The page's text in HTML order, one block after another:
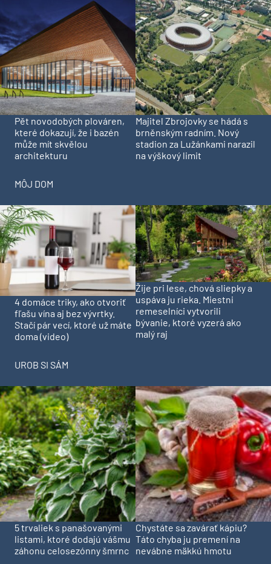
Pět novodobých plováren,
které dokazují, že i bazén
může mít skvělou
architekturu
Majitel Zbrojovky se hádá s
brněnským radním. Nový
stadion za Lužánkami narazil
na výškový limit
MÔJ DOM
4 domáce triky, ako otvoriť
fľašu vína aj bez vývrtky.
Stačí pár vecí, ktoré už máte
doma (video)
Žije pri lese, chová sliepky a
uspáva ju rieka. Miestni
remeselníci vytvorili
bývanie, ktoré vyzerá ako
malý raj
UROB SI SÁM
5 trvaliek s panašovanými
listami, ktoré dodajú vášmu
záhonu celosezónny šmrnc
Chystáte sa zavárať kápiu?
Táto chyba ju premení na
nevábne mäkkú hmotu